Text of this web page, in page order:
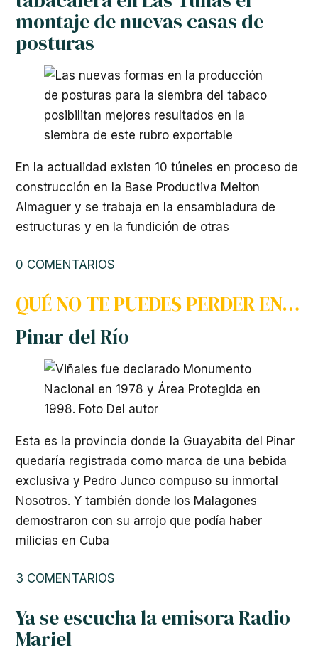
montaje de nuevas casas de
posturas
En la actualidad existen 10 túneles en proceso de
construcción en la Base Productiva Melton
Almaguer y se trabaja en la ensambladura de
estructuras y en la fundición de otras
0 COMENTARIOS
QUÉ NO TE PUEDES PERDER EN…
Pinar del Río
Esta es la provincia donde la Guayabita del Pinar
quedaría registrada como marca de una bebida
exclusiva y Pedro Junco compuso su inmortal
Nosotros. Y también donde los Malagones
demostraron con su arrojo que podía haber
milicias en Cuba
3 COMENTARIOS
Ya se escucha la emisora Radio
Mariel